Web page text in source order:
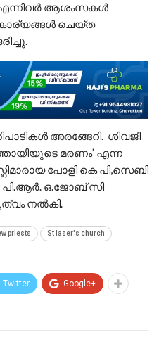
എന്നിവർ ആശംസകൾ
കാര്യങ്ങൾ ചെയ്ത
അരങ്ങേറി. ശിവജി
മരണം’ എന്ന
പോളി കെ പി,സെബി
പി.ആർ. ഒ.ജോബ് സി
നൽകി.
priests St laser's church
Twitter Google+